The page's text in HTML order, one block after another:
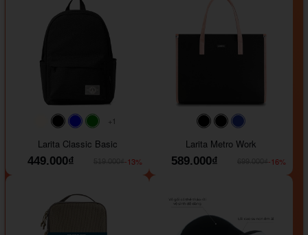
#faf0e6
#000000#0000FF#008000
+1
Larita Classic Basic
449.000₫
-13%
#000000#000000
Larita Metro Work
589.000₫
-16%